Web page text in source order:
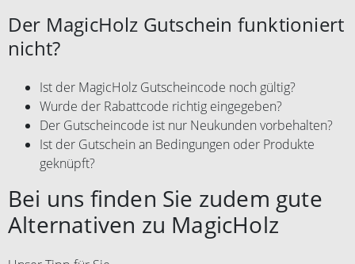
Der MagicHolz Gutschein funktioniert
nicht?
Ist der MagicHolz Gutscheincode noch gültig?
Wurde der Rabattcode richtig eingegeben?
Der Gutscheincode ist nur Neukunden vorbehalten?
Ist der Gutschein an Bedingungen oder Produkte
geknüpft?
Bei uns finden Sie zudem gute
Alternativen zu MagicHolz